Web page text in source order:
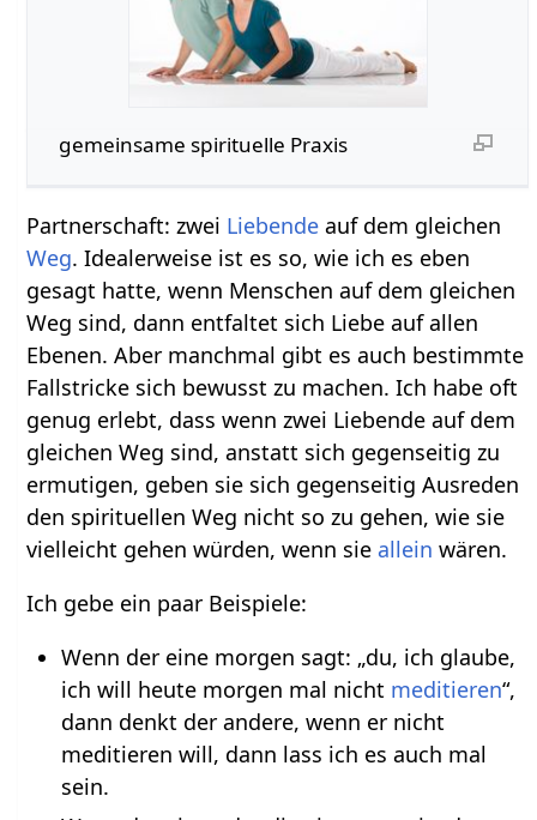
gemeinsame spirituelle Praxis
Partnerschaft: zwei Liebende auf dem gleichen
Weg. Idealerweise ist es so, wie ich es eben
gesagt hatte, wenn Menschen auf dem gleichen
Weg sind, dann entfaltet sich Liebe auf allen
Ebenen. Aber manchmal gibt es auch bestimmte
Fallstricke sich bewusst zu machen. Ich habe oft
genug erlebt, dass wenn zwei Liebende auf dem
gleichen Weg sind, anstatt sich gegenseitig zu
ermutigen, geben sie sich gegenseitig Ausreden
den spirituellen Weg nicht so zu gehen, wie sie
vielleicht gehen würden, wenn sie allein wären.
Ich gebe ein paar Beispiele:
Wenn der eine morgen sagt: „du, ich glaube,
ich will heute morgen mal nicht meditieren“,
dann denkt der andere, wenn er nicht
meditieren will, dann lass ich es auch mal
sein.